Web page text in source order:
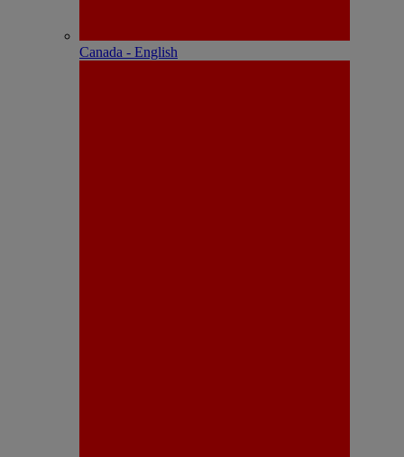
Canada - English